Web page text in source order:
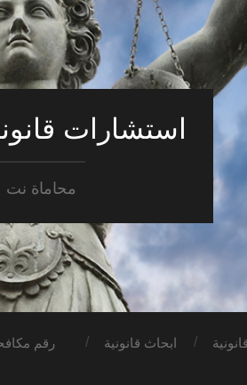
استشارات
محاماة نت
ابحاث قانونية رقم